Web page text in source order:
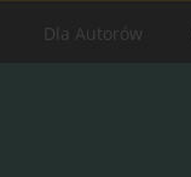
Dla Autorów